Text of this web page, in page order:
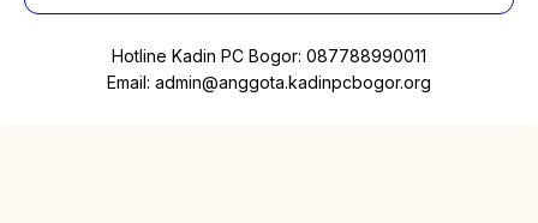
Hotline Kadin PC Bogor: 087788990011
Email: admin@anggota.kadinpcbogor.org